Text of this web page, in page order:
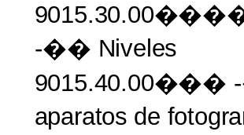
-�� Niveles
9015.40.00���
aparatos de